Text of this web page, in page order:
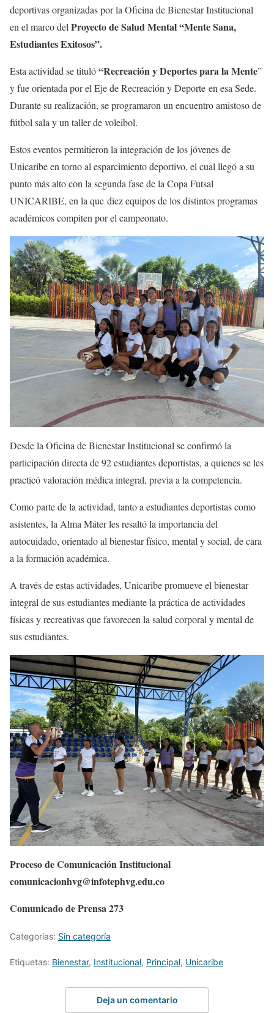
deportivas organizadas por la Oficina de Bienestar Institucional
en el marco del Proyecto de Salud Mental “Mente Sana,
Estudiantes Exitosos”.
Esta actividad se tituló“Recreación y Deportes para la Mente”
y fue orientada por el Eje de Recreación y Deporte en esa Sede.
Durante su realización, se programaron un encuentro amistoso de
fútbol sala y un taller de voleibol.
Estos eventos permitieron la integración de los jóvenes de
Unicaribe en torno al esparcimiento deportivo, el cual llegó a su
punto más alto con la segunda fase de la Copa Futsal
UNICARIBE, en la que diez equipos de los distintos programas
académicos compiten por el campeonato.
Desde la Oficina de Bienestar Institucional se confirmó la
participación directa de 92 estudiantes deportistas, a quienes se les
practicó valoración médica integral, previa a la competencia.
Como parte de la actividad, tanto a estudiantes deportistas como
asistentes, la Alma Máter les resaltó la importancia del
autocuidado, orientado al bienestar físico, mental y social, de cara
a la formación académica.
A través de estas actividades, Unicaribe promueve el bienestar
integral de sus estudiantes mediante la práctica de actividades
físicas y recreativas que favorecen la salud corporal y mental de
sus estudiantes.
Proceso de Comunicación Institucional
comunicacionhvg@infotephvg.edu.co
Comunicado de Prensa 273
Categorías: Sin categoría
Etiquetas: Bienestar, Institucional, Principal, Unicaribe
Deja un comentario